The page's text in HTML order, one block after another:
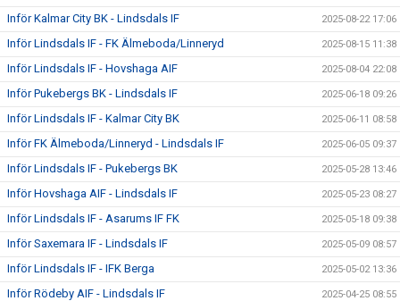
Inför Kalmar City BK - Lindsdals IF 2025-08-22 17:06
Inför Lindsdals IF - FK Älmeboda/Linneryd 2025-08-15 11:38
Inför Lindsdals IF - Hovshaga AIF 2025-08-04 22:08
Inför Pukebergs BK - Lindsdals IF 2025-06-18 09:26
Inför Lindsdals IF - Kalmar City BK 2025-06-11 08:58
Inför FK Älmeboda/Linneryd - Lindsdals IF 2025-06-05 09:37
Inför Lindsdals IF - Pukebergs BK 2025-05-28 13:46
Inför Hovshaga AIF - Lindsdals IF 2025-05-23 08:27
Inför Lindsdals IF - Asarums IF FK 2025-05-18 09:38
Inför Saxemara IF - Lindsdals IF 2025-05-09 08:57
Inför Lindsdals IF - IFK Berga 2025-05-02 13:36
Inför Rödeby AIF - Lindsdals IF 2025-04-25 08:55